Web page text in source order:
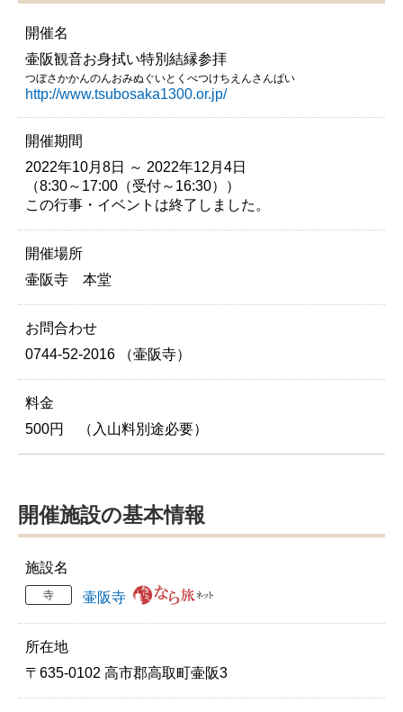
開催名
壷阪観音お身拭い特別結縁参拝
つぼさかかんのんおみぬぐいとくべつけちえんさんぱい
http://www.tsubosaka1300.or.jp/
開催期間
2022年10月8日 ～ 2022年12月4日
（8:30～17:00（受付～16:30））
この行事・イベントは終了しました。
開催場所
壷阪寺 本堂
お問合わせ
0744-52-2016 （壷阪寺）
料金
500円 （入山料別途必要）
開催施設の基本情報
施設名
寺 壷阪寺
所在地
〒635-0102 高市郡高取町壷阪3